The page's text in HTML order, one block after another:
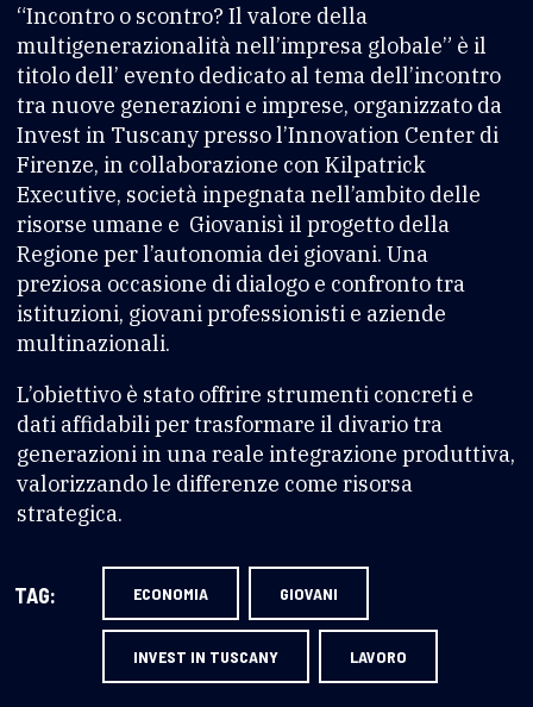
“Incontro o scontro? Il valore della
multigenerazionalità nell’impresa globale” è il
titolo dell’ evento dedicato al tema dell’incontro
tra nuove generazioni e imprese, organizzato da
Invest in Tuscany presso l’Innovation Center di
Firenze, in collaborazione con Kilpatrick
Executive, società inpegnata nell’ambito delle
risorse umane e Giovanisì il progetto della
Regione per l’autonomia dei giovani. Una
preziosa occasione di dialogo e confronto tra
istituzioni, giovani professionisti e aziende
multinazionali.
L’obiettivo è stato offrire strumenti concreti e
dati affidabili per trasformare il divario tra
generazioni in una reale integrazione produttiva,
valorizzando le differenze come risorsa
strategica.
TAG: ECONOMIA GIOVANI
INVEST IN TUSCANY LAVORO